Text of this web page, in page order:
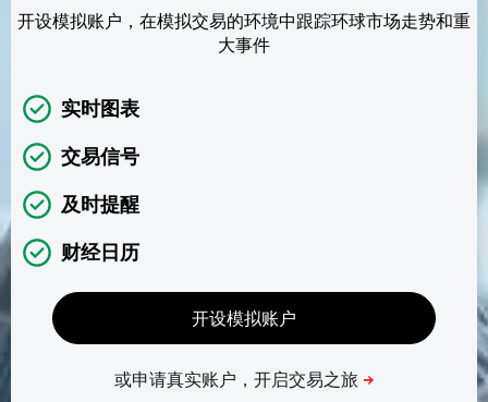
开设模拟账户，在模拟交易的环境中跟踪环球市场走势和重
大事件
实时图表
交易信号
及时提醒
财经日历